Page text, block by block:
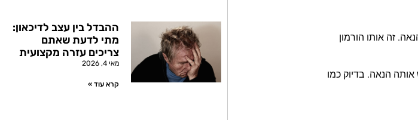
זה אותו הורמון
אותה הנאה. בדיוק כמו
ההבדל בין עצב לדיכאון:
מתי לדעת שאתם
צריכים עזרה מקצועית
מאי 4, 2026
קרא עוד »